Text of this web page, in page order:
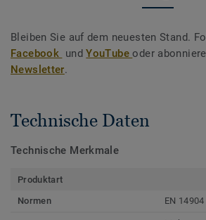
Bleiben Sie auf dem neuesten Stand.
Facebook undYouTubeoder
Newsletter.
Technische Daten
Technische Merkmale
Produktart
Normen
EN 14904